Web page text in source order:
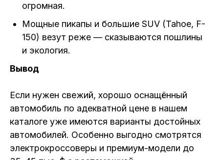
огромная.
Мощные пикапы и большие SUV (Tahoe, F-
150) везут реже — сказываются пошлины
и экология.
Вывод
Если нужен свежий, хорошо оснащённый
автомобиль по адекватной цене в нашем
каталоге уже имеются варианты достойных
автомобилей. Особенно выгодно смотрятся
электрокроссоверы и премиум-модели до